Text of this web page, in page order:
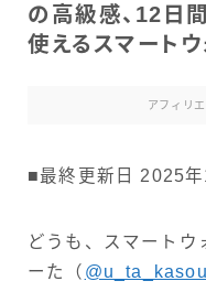
の高級感、12日
使えるスマートウ
アフィリ
■最終更新日 2025
どうも、スマートウ
ーた（ @u_ta_kasou